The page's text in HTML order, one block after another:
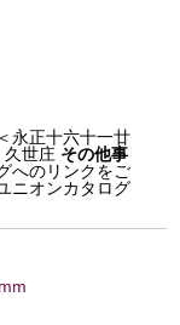
永正十六十一廿
久世庄 その他事
へのリンクをご
ニオンカタログ